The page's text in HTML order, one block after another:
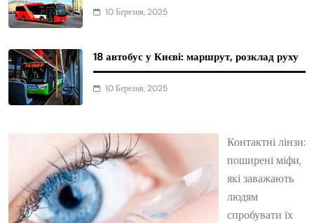
10 Березня, 2025
18 автобус у Києві: маршрут, розклад руху
10 Березня, 2025
Контактні лінзи:
поширені міфи,
які заважають
людям
спробувати їх